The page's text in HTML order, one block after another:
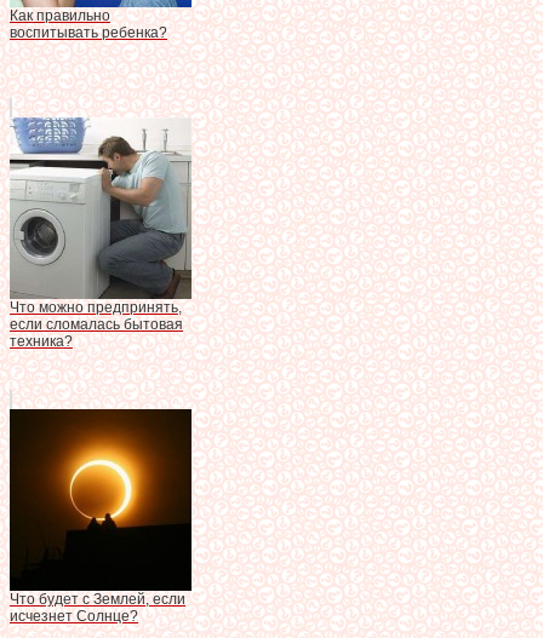
Как правильно
воспитывать ребенка?
Что можно предпринять,
если сломалась бытовая
техника?
Что будет с Землей, если
исчезнет Солнце?